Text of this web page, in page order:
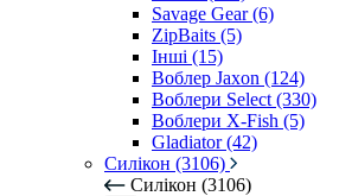
Savage Gear (6)
ZipBaits (5)
Інші (15)
Воблер Jaxon (124)
Воблери Select (330)
Воблери X-Fish (5)
Gladiator (42)
Силікон (3106)
Силікон (3106)